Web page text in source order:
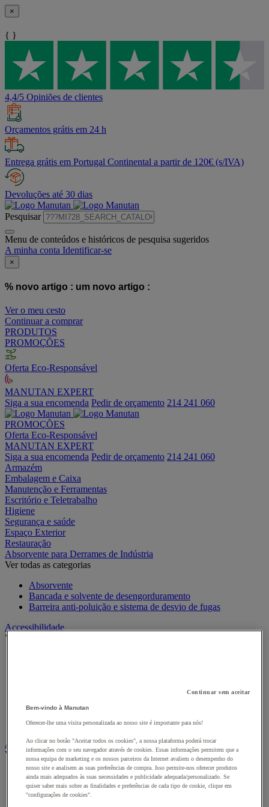
×
{ }
4,4/5 Opiniões de clientes
Orçamentos grátis em 24 h
Entrega grátis em Portugal Continental a partir de 120€ (s/IVA)
Devoluções até 30 dias
Pesquisar
Menu de conteúdos e históricos de pesquisa sugeridos
A minha conta Identificar-se
×
% novo artigo : um novo artigo :
Ver o meu cesto
Continuar a comprar
PRODUTOS
PROMOÇÕES
Oferta Eco-Responsável
MANUTAN EXPERT
Siga a sua encomenda Pedir de orçamento 214 241 060
PROMOÇÕES
Oferta Eco-Responsável
MANUTAN EXPERT
Siga a sua encomenda Pedir de orçamento 214 241 060
Armazém
Embalagem e Caixa
Manutenção e Ferramentas
Escritório e Teletrabalho
Higiene
Segurança e saúde
Espaço Exterior
Restauração
Absorvente para Derrames de Indústria
Ver todas as categorias
Absorvente
Bancada e solvente de desengorduramento
Barreira anti-poluição e sistema de desvio de fugas
Accessibilidade
Ver todas as categorias
Equipamento hospitalar e adaptado a PMR para casa de
Segurança para portas
Sinalética para PMR
Alarme e videovigilância
Ver todas as categorias
Alarme e Detetor de Movimento
Intercomunicador e Videotelefone
Videovigilância
Continuar sem aceitar
Bem-vindo à Manutan
Oferecer-lhe uma visita personalizada ao nosso site é importante para nós!
Ao clicar no botão "Aceitar todos os cookies", a nossa plataforma poderá trocar
informações com o seu navegador através de cookies. Essas informações permitem que a
nossa equipa de marketing e os nossos parceiros da Internet avaliem o desempenho do
nosso site e analisem as suas preferências de compra. Isso permite-nos oferecer produtos
ainda mais adequados às suas necessidades e publicidade adequada/personalizado. Se
quiser saber mais sobre as finalidades e preferências de cada tipo de cookie, clique em
"configurações de cookies".